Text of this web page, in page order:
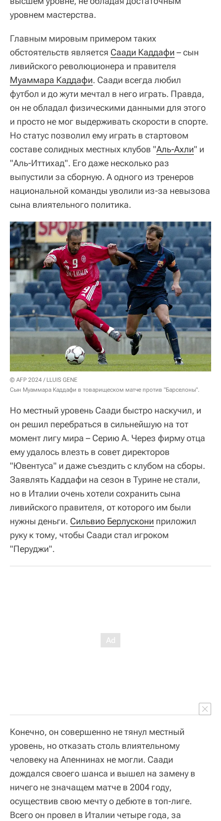
уровнем мастерства.
Главным мировым примером таких
обстоятельств является Саади Каддафи – сын
ливийского революционера и правителя
Муаммара Каддафи. Саади всегда любил
футбол и до жути мечтал в него играть. Правда,
он не обладал физическими данными для этого
и просто не мог выдерживать скорости в спорте.
Но статус позволил ему играть в стартовом
составе солидных местных клубов "Аль-Ахли" и
"Аль-Иттихад". Его даже несколько раз
выпустили за сборную. А одного из тренеров
национальной команды уволили из-за невызова
сына влиятельного политика.
© AFP 2024 / LLUIS GENE
Сын Муаммара Каддафи в товарищеском матче против "Барселоны".
Но местный уровень Саади быстро наскучил, и
он решил перебраться в сильнейшую на тот
момент лигу мира – Серию А. Через фирму отца
ему удалось влезть в совет директоров
"Ювентуса" и даже съездить с клубом на сборы.
Заявлять Каддафи на сезон в Турине не стали,
но в Италии очень хотели сохранить сына
ливийского правителя, от которого им были
нужны деньги. Сильвио Берлускони приложил
руку к тому, чтобы Саади стал игроком
"Перуджи".
Конечно, он совершенно не тянул местный
уровень, но отказать столь влиятельному
человеку на Апеннинах не могли. Саади
дождался своего шанса и вышел на замену в
ничего не значащем матче в 2004 году,
осуществив свою мечту о дебюте в топ-лиге.
Всего он провел в Италии четыре года, за